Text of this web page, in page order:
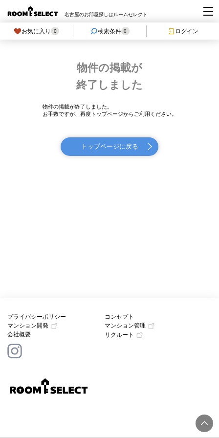
名古屋のお部屋探しはルームセレクト
お気に入り 0 検索条件 0 ログイン
物件の掲載が
終了しました
物件の掲載が終了しました。
お手数ですが、再度トップページからご利用ください。
トップページに戻る
プライバシーポリシー
コンセプト
マンション開発
マンション管理
会社概要
リクルート